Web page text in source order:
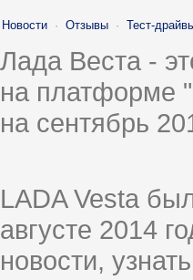
Новости · Отзывы · Тест-
Лада Веста -
на платформе
на сентябрь
LADA Vesta
августе 2014
новости,